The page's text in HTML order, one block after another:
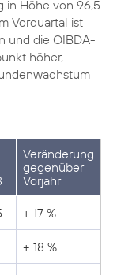
in Höhe von 96,5
Vorquartal ist
und die OIBDA-
höher,
Veränderung
gegenüber
Vorjahr
+ 17 %
+ 18 %